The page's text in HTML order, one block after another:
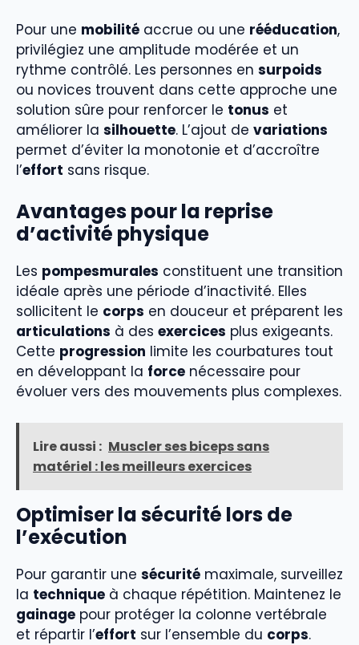
Pour une mobilité accrue ou une rééducation,
privilégiez une amplitude modérée et un
rythme contrôlé. Les personnes en surpoids
ou novices trouvent dans cette approche une
solution sûre pour renforcer le tonus et
améliorer la silhouette. L’ajout de variations
permet d’éviter la monotonie et d’accroître
l’effort sans risque.
Avantages pour la reprise
d’activité physique
Les pompesmurales constituent une transition
idéale après une période d’inactivité. Elles
sollicitent le corps en douceur et préparent les
articulations à des exercices plus exigeants.
Cette progression limite les courbatures tout
en développant la force nécessaire pour
évoluer vers des mouvements plus complexes.
Lire aussi : Muscler ses biceps sans
matériel : les meilleurs exercices
Optimiser la sécurité lors de
l’exécution
Pour garantir une sécurité maximale, surveillez
la technique à chaque répétition. Maintenez le
gainage pour protéger la colonne vertébrale
et répartir l’effort sur l’ensemble du corps.